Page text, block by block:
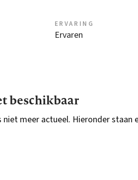
ERVARING
Ervaren
beschikbaar
niet meer actueel. Hieronder